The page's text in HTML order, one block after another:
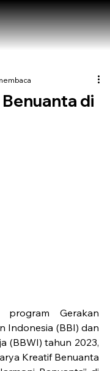
di
program Gerakan
Indonesia (BBI) dan
(BBWI) tahun 2023,
Kreatif Benuanta